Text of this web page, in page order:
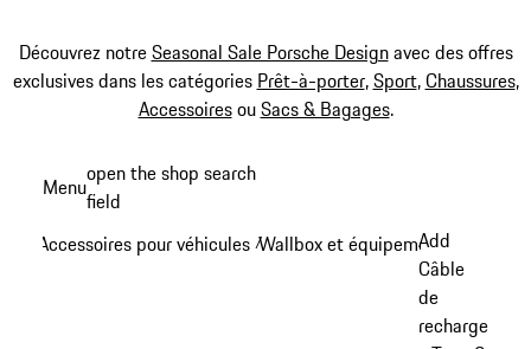
Découvrez notreSeasonal Sale Porsche Designavec des offres
exclusives dans les catégories Prêt-à-porter,Sport,Chaussures,
AccessoiresouSacs & Bagages.
principal
Menuopen the shop search
field
Accessoires pour véhicules /Wallbox et équipement de
Add
Câble
de
recharge